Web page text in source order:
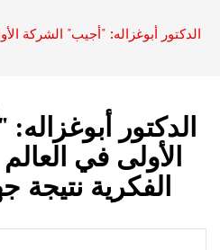
الدكتور
الأولى في
الفكرية نتيجة